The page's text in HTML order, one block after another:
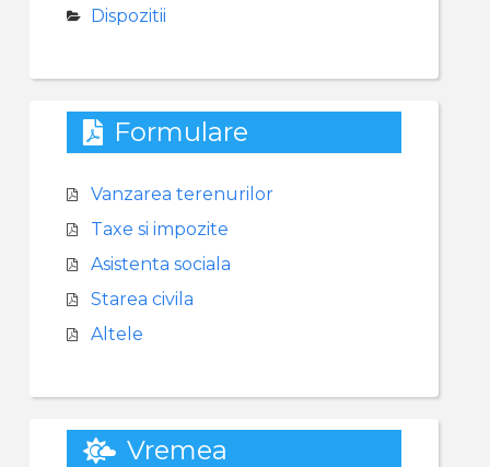
Dispozitii
Formulare
Vanzarea terenurilor
Taxe si impozite
Asistenta sociala
Starea civila
Altele
Vremea